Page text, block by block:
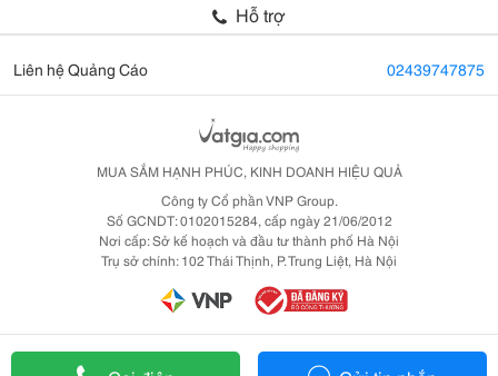
Hỗ trợ
Liên hệ Quảng Cáo 02439747875
MUA SẮM HẠNH PHÚC, KINH DOANH HIỆU QUẢ
Công ty Cổ phần VNP Group.
Số GCNDT: 0102015284, cấp ngày 21/06/2012
Nơi cấp: Sở kế hoạch và đầu tư thành phố Hà Nội
Trụ sở chính: 102 Thái Thịnh, P. Trung Liệt, Hà Nội